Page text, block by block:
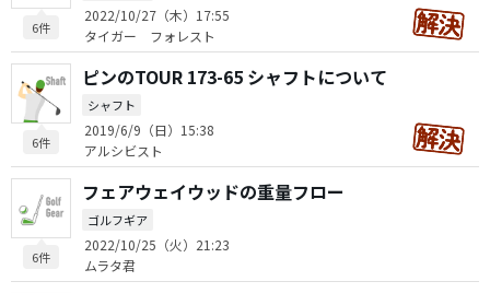
6件
2022/10/27（木）17:55
タイガー フォレスト
6件
ピンのTOUR 173-65 シャフトについて
シャフト
2019/6/9（日）15:38
アルシビスト
6件
フェアウェイウッドの重量フロー
ゴルフギア
2022/10/25（火）21:23
ムラタ君